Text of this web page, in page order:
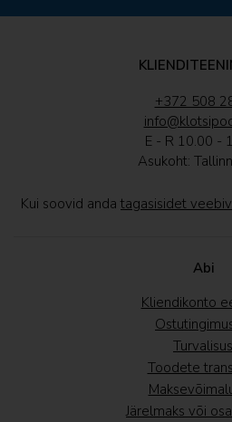
+372 508
E - R 10.00 -
Asukoht:
Kui soovid anda tagasisidet
Abi
Kliendikonto
Turvalisus
Toodete
Järelmaks või